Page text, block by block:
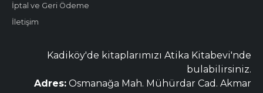
İptal ve Geri Ödeme
İletişim
Kadiköy'de kitaplarımızı Atika Kitabevi'nde
bulabilirsiniz.
Adres: Osmanağa Mah. Mühürdar Cad. Akmar